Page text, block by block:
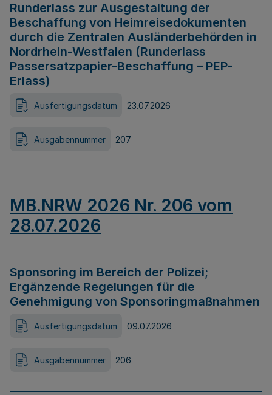
Runderlass zur Ausgestaltung der
Beschaffung von Heimreisedokumenten
durch die Zentralen Ausländerbehörden in
Nordrhein-Westfalen (Runderlass
Passersatzpapier-Beschaffung – PEP-
Erlass)
Ausfertigungsdatum 23.07.2026
Ausgabennummer 207
MB.NRW 2026 Nr. 206 vom
28.07.2026
Sponsoring im Bereich der Polizei;
Ergänzende Regelungen für die
Genehmigung von Sponsoringmaßnahmen
Ausfertigungsdatum 09.07.2026
Ausgabennummer 206